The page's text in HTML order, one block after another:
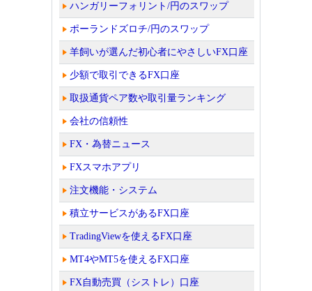
ハンガリーフォリント/円のスワップ
ポーランドズロチ/円のスワップ
羊飼いが選んだ初心者にやさしいFX口座
少額で取引できるFX口座
取扱通貨ペア数や取引量ランキング
会社の信頼性
FX・為替ニュース
FXスマホアプリ
注文機能・システム
積立サービスがあるFX口座
TradingViewを使えるFX口座
MT4やMT5を使えるFX口座
FX自動売買（シストレ）口座